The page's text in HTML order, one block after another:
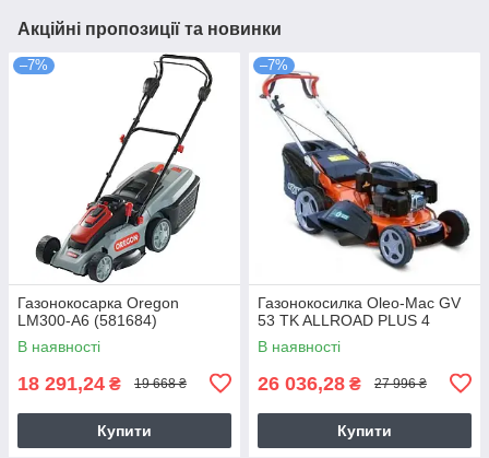
Акційні пропозиції та новинки
–7%
Газонокосарка Oregon
LM300-A6 (581684)
В наявності
18 291,24 ₴ 19 668 ₴
Купити
–7%
Газонокосилка Оlео-Маc GV
53 TK ALLROAD PLUS 4
В наявності
26 036,28 ₴ 27 996 ₴
Купити